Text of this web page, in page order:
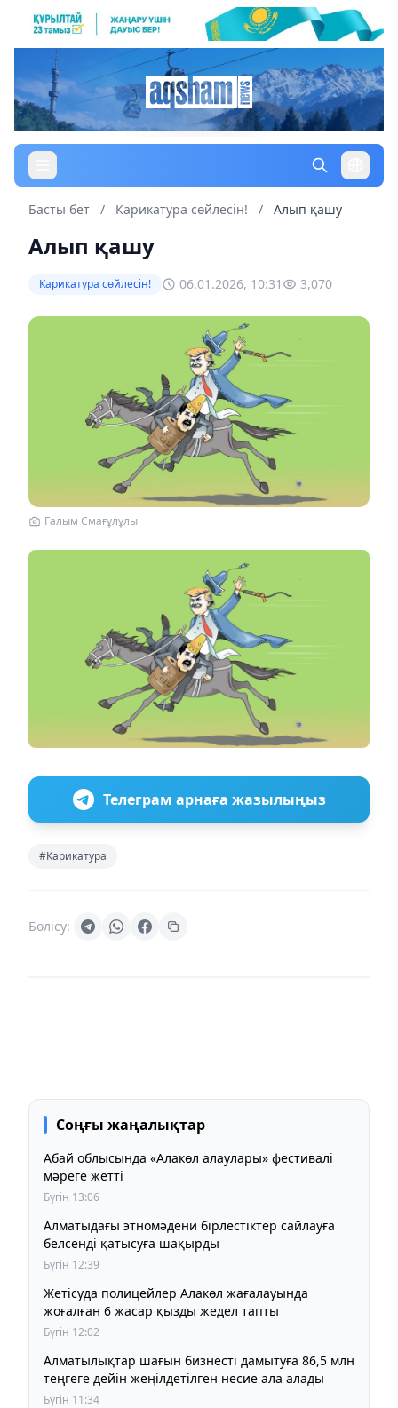
Басты бет / Карикатура сөйлесін! / Алып қашу
Алып қашу
Карикатура сөйлесін! 06.01.2026, 10:31 3,070
Ғалым Смағұлұлы
Телеграм арнаға жазылыңыз
#Карикатура
Бөлісу:
Соңғы жаңалықтар
Абай облысында «Алакөл алаулары» фестивалі
мәреге жетті
Бүгін 13:06
Алматыдағы этномәдени бірлестіктер сайлауға
белсенді қатысуға шақырды
Бүгін 12:39
Жетісуда полицейлер Алакөл жағалауында
жоғалған 6 жасар қызды жедел тапты
Бүгін 12:02
Алматылықтар шағын бизнесті дамытуға 86,5 млн
теңгеге дейін жеңілдетілген несие ала алады
Бүгін 11:34